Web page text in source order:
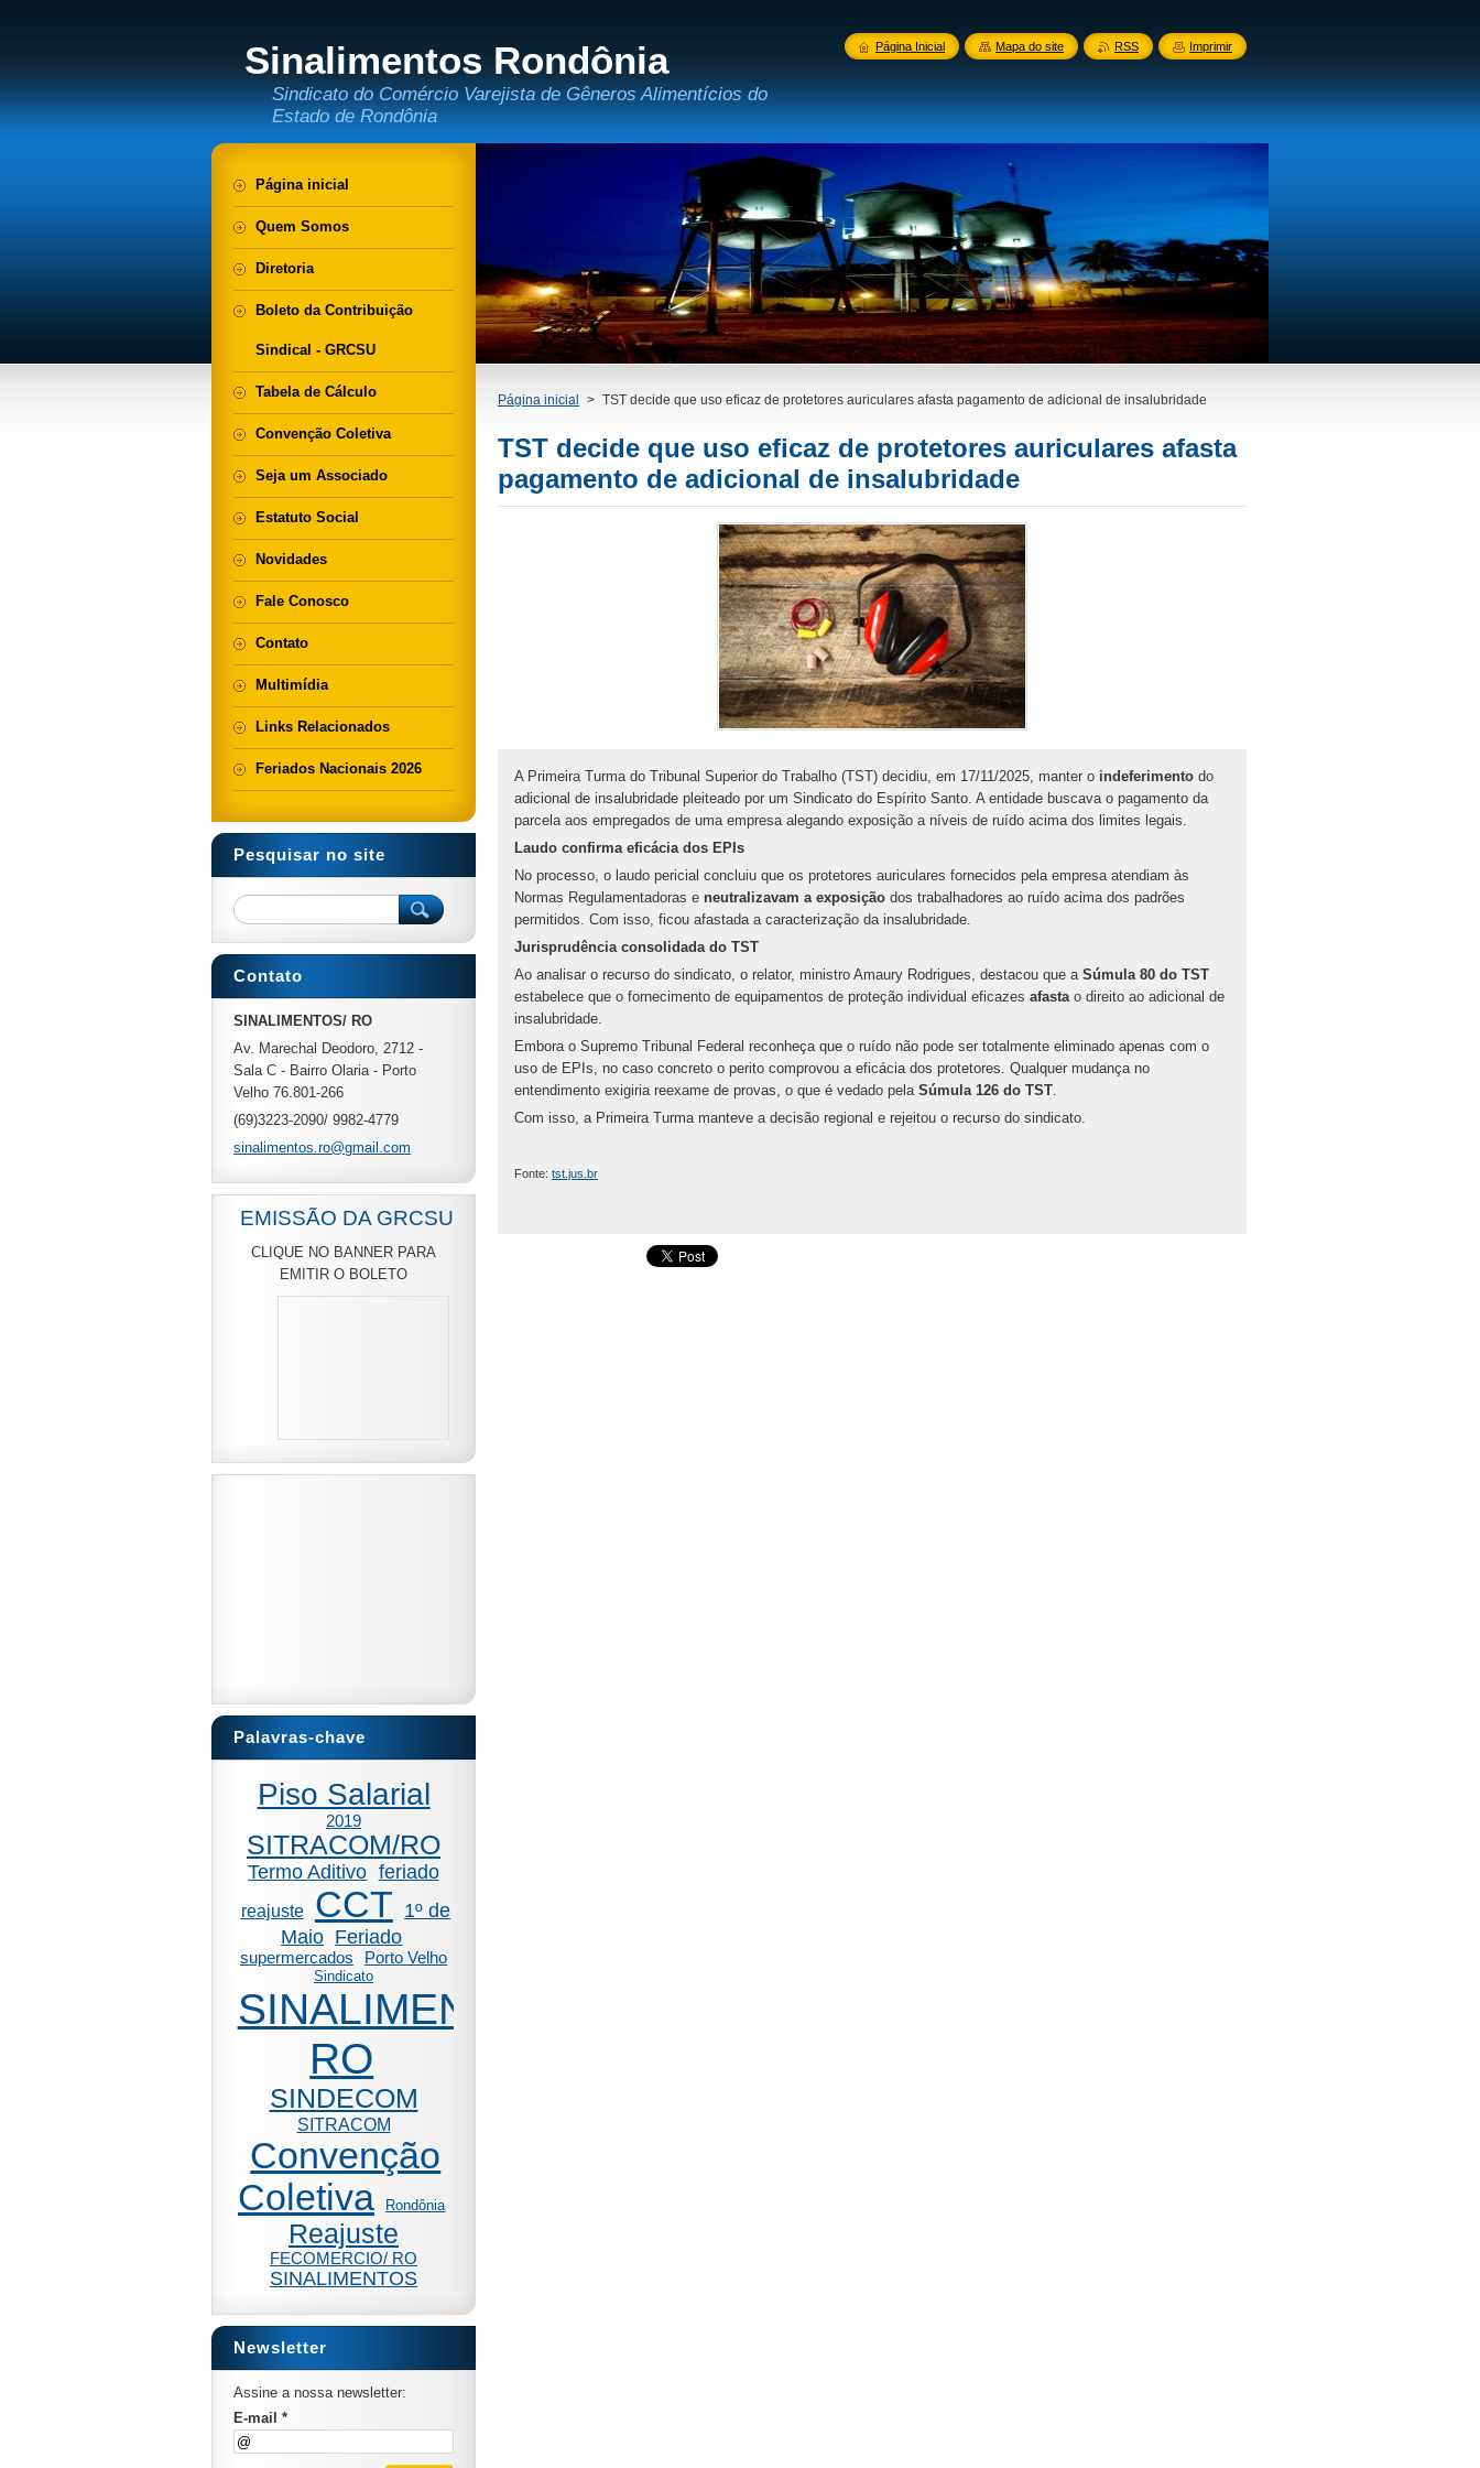
Sinalimentos Rondônia
Sindicato do Comércio Varejista de Gêneros Alimentícios do
Estado de Rondônia
Página inicial > TST decide que uso eficaz de protetores auriculares afasta pagamento de adicional de insalubridade
TST decide que uso eficaz de protetores auriculares afasta
pagamento de adicional de insalubridade
A Primeira Turma do Tribunal Superior do Trabalho (TST) decidiu, em 17/11/2025, manter o indeferimento do
adicional de insalubridade pleiteado por um Sindicato do Espírito Santo. A entidade buscava o pagamento da
parcela aos empregados de uma empresa alegando exposição a níveis de ruído acima dos limites legais.
Laudo confirma eficácia dos EPIs
No processo, o laudo pericial concluiu que os protetores auriculares fornecidos pela empresa atendiam às
Normas Regulamentadoras e neutralizavam a exposição dos trabalhadores ao ruído acima dos padrões
permitidos. Com isso, ficou afastada a caracterização da insalubridade.
Jurisprudência consolidada do TST
Ao analisar o recurso do sindicato, o relator, ministro Amaury Rodrigues, destacou que a Súmula 80 do TST
estabelece que o fornecimento de equipamentos de proteção individual eficazes afastao direito ao adicional de
insalubridade.
Embora o Supremo Tribunal Federal reconheça que o ruído não pode ser totalmente eliminado apenas com o
uso de EPIs, no caso concreto o perito comprovou a eficácia dos protetores. Qualquer mudança no
entendimento exigiria reexame de provas, o que é vedado pela Súmula 126 do TST.
Com isso, a Primeira Turma manteve a decisão regional e rejeitou o recurso do sindicato.
Fonte: tst.jus.br
Página inicial
Quem Somos
Diretoria
Boleto da Contribuição
Sindical - GRCSU
Tabela de Cálculo
Convenção Coletiva
Seja um Associado
Estatuto Social
Novidades
Fale Conosco
Contato
Multimídia
Links Relacionados
Feriados Nacionais 2026
Pesquisar no site
Contato
SINALIMENTOS/ RO
Av. Marechal Deodoro, 2712 -
Sala C - Bairro Olaria - Porto
Velho 76.801-266
(69)3223-2090/ 9982-4779
sinalimentos.ro@gmail.com
EMISSÃO DA GRCSU
CLIQUE NO BANNER PARA
EMITIR O BOLETO
Palavras-chave
Piso Salarial
2019
SITRACOM/RO
Termo Aditivo feriado
reajuste CCT 1º de
Maio Feriado
supermercados Porto Velho
Sindicato
SINALIMENTOS/
RO
SINDECOM
SITRACOM
Convenção
Coletiva
Rondônia
Reajuste
FECOMERCIO/ RO
SINALIMENTOS
Newsletter
Assine a nossa newsletter:
E-mail *
Página Inicial Mapa do site RSS Imprimir